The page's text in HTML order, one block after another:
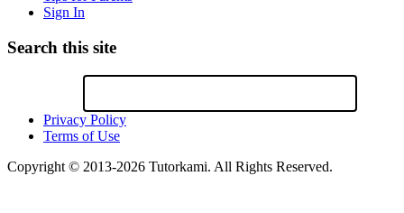
Sign In
Search this site
Privacy Policy
Terms of Use
Copyright © 2013-2026 Tutorkami. All Rights Reserved.